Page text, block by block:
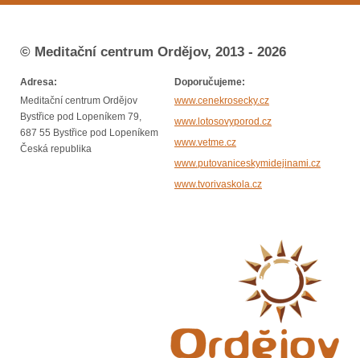
© Meditační centrum Ordějov, 2013 - 2026
Adresa:
Meditační centrum Ordějov
Bystřice pod Lopeníkem 79,
687 55 Bystřice pod Lopeníkem
Česká republika
Doporučujeme:
www.cenekrosecky.cz
www.lotosovyporod.cz
www.vetme.cz
www.putovaniceskymidejinami.cz
www.tvorivaskola.cz